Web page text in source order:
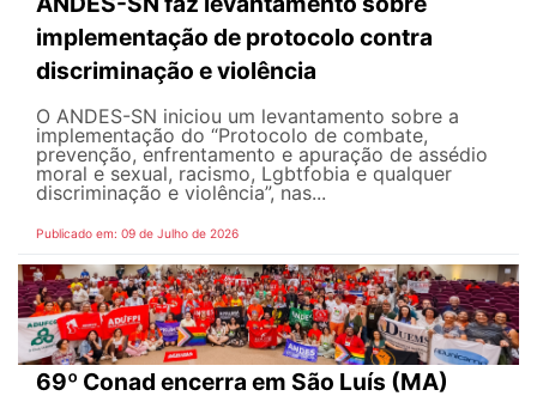
implementação de protocolo contra
discriminação e violência
O ANDES-SN iniciou um levantamento sobre a
implementação do “Protocolo de combate,
prevenção, enfrentamento e apuração de assédio
moral e sexual, racismo, Lgbtfobia e qualquer
discriminação e violência”, nas...
Publicado em: 09 de Julho de 2026
69º Conad encerra em São Luís (MA)